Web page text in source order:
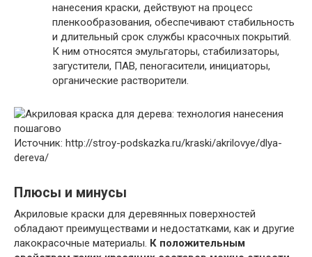
нанесения краски, действуют на процесс
пленкообразования, обеспечивают стабильность
и длительный срок службы красочных покрытий.
К ним относятся эмульгаторы, стабилизаторы,
загустители, ПАВ, пеногасители, инициаторы,
органические растворители.
Источник: http://stroy-podskazka.ru/kraski/akrilovye/dlya-
dereva/
Плюсы и минусы
Акриловые краски для деревянных поверхностей
обладают преимуществами и недостатками, как и другие
лакокрасочные материалы. К положительным